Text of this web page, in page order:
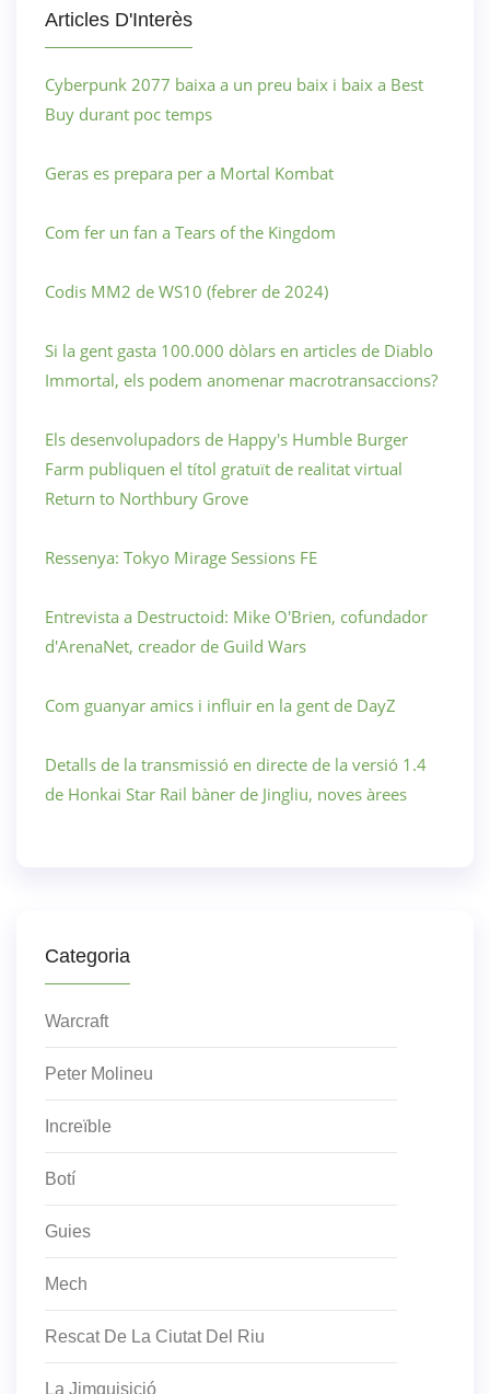
Articles D'Interès
Cyberpunk 2077 baixa a un preu baix i baix a Best
Buy durant poc temps
Geras es prepara per a Mortal Kombat
Com fer un fan a Tears of the Kingdom
Codis MM2 de WS10 (febrer de 2024)
Si la gent gasta 100.000 dòlars en articles de Diablo
Immortal, els podem anomenar macrotransaccions?
Els desenvolupadors de Happy's Humble Burger
Farm publiquen el títol gratuït de realitat virtual
Return to Northbury Grove
Ressenya: Tokyo Mirage Sessions FE
Entrevista a Destructoid: Mike O'Brien, cofundador
d'ArenaNet, creador de Guild Wars
Com guanyar amics i influir en la gent de DayZ
Detalls de la transmissió en directe de la versió 1.4
de Honkai Star Rail bàner de Jingliu, noves àrees
Categoria
Warcraft
Peter Molineu
Increïble
Botí
Guies
Mech
Rescat De La Ciutat Del Riu
La Jimquisició